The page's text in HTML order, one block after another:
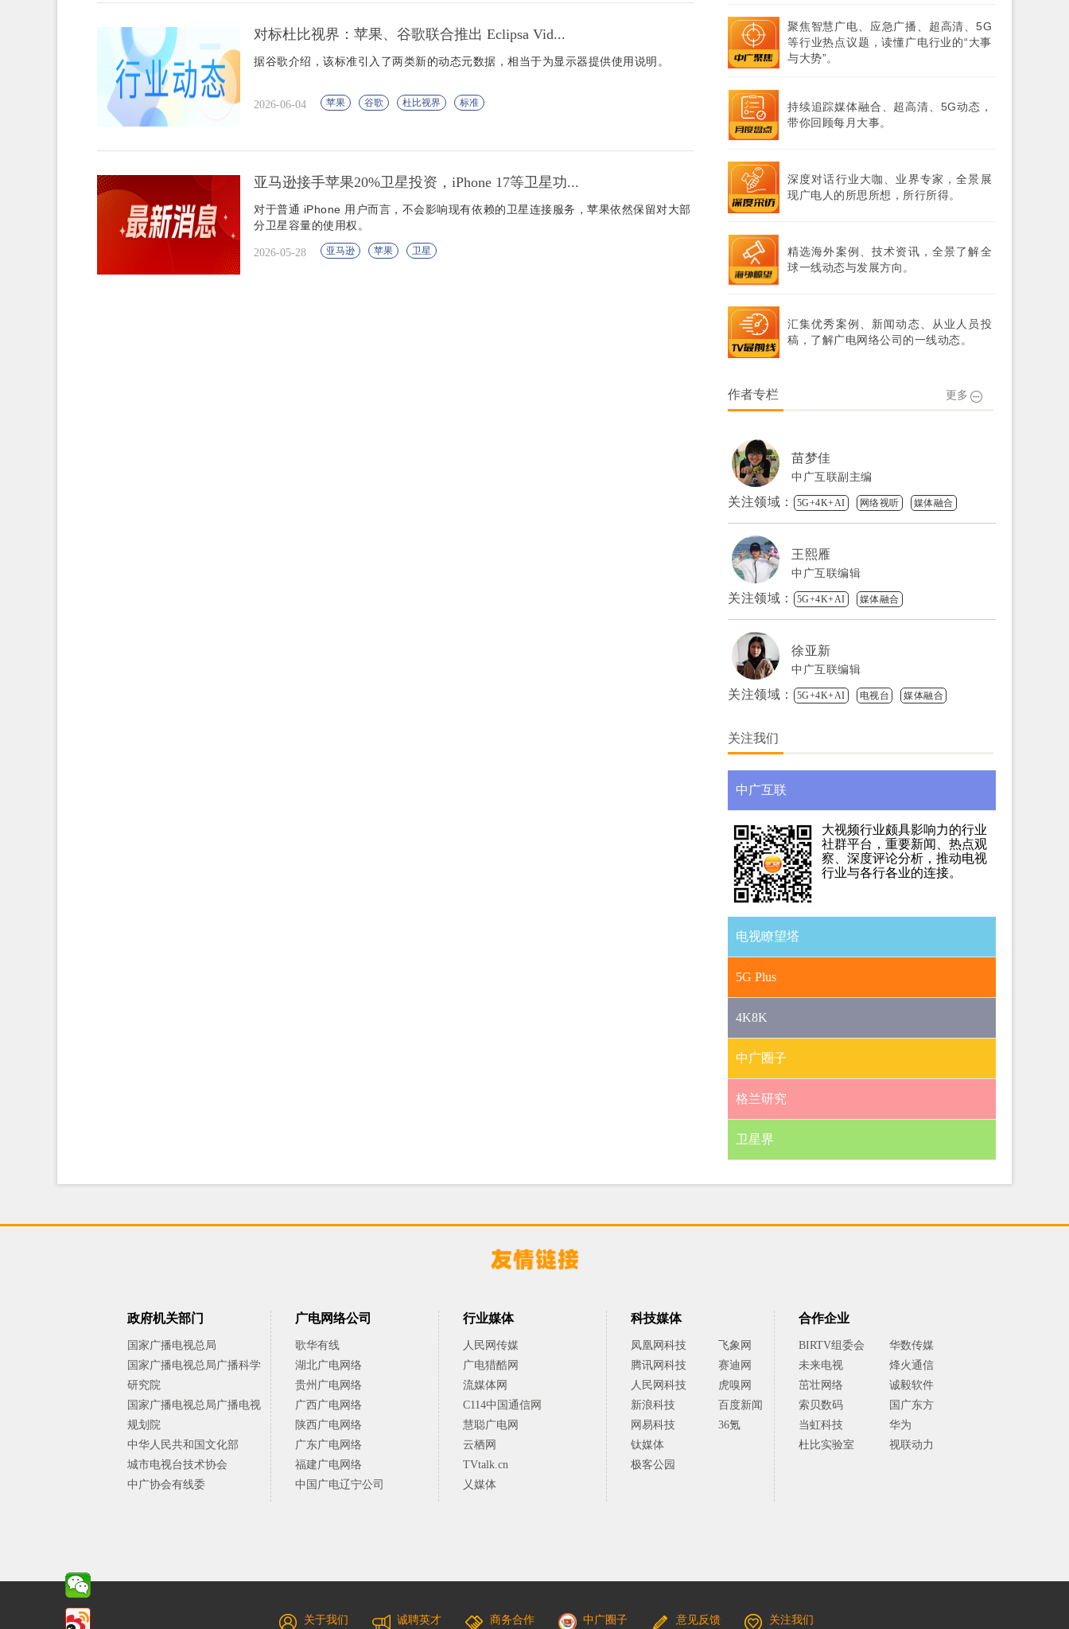
对标杜比视界：苹果、谷歌联合推出 Eclipsa Vid...
据谷歌介绍，该标准引入了两类新的动态元数据，相当于为显示器提供使用说明。
2026-06-04 苹果 谷歌 杜比视界 标准
亚马逊接手苹果20%卫星投资，iPhone 17等卫星功...
对于普通 iPhone 用户而言，不会影响现有依赖的卫星连接服务，苹果依然保留对大部
分卫星容量的使用权。
2026-05-28 亚马逊 苹果 卫星
聚焦智慧广电、应急广播、超高清、5G
等行业热点议题，读懂广电行业的“大事
与大势”。
持续追踪媒体融合、超高清、5G动态，
带你回顾每月大事。
深度对话行业大咖、业界专家，全景展
现广电人的所思所想，所行所得。
精选海外案例、技术资讯，全景了解全
球一线动态与发展方向。
汇集优秀案例、新闻动态、从业人员投
稿，了解广电网络公司的一线动态。
作者专栏 更多
苗梦佳
中广互联副主编
关注领域： 5G+4K+AI 网络视听 媒体融合
王熙雁
中广互联编辑
关注领域： 5G+4K+AI 媒体融合
徐亚新
中广互联编辑
关注领域： 5G+4K+AI 电视台 媒体融合
关注我们
中广互联
大视频行业颇具影响力的行业
社群平台，重要新闻、热点观
察、深度评论分析，推动电视
行业与各行各业的连接。
电视瞭望塔
5G Plus
4K8K
中广圈子
格兰研究
卫星界
政府机关部门
国家广播电视总局
国家广播电视总局广播科学
研究院
国家广播电视总局广播电视
规划院
中华人民共和国文化部
城市电视台技术协会
中广协会有线委
广电网络公司
歌华有线
湖北广电网络
贵州广电网络
广西广电网络
陕西广电网络
广东广电网络
福建广电网络
中国广电辽宁公司
行业媒体
人民网传媒
广电猎酷网
流媒体网
C114中国通信网
慧聪广电网
云栖网
TVtalk.cn
乂媒体
科技媒体
凤凰网科技
飞象网
腾讯网科技
赛迪网
人民网科技
虎嗅网
新浪科技
百度新闻
网易科技
36氪
钛媒体
极客公园
合作企业
BIRTV组委会
华数传媒
未来电视
烽火通信
茁壮网络
诚毅软件
索贝数码
国广东方
当虹科技
华为
杜比实验室
视联动力
关于我们 诚聘英才 商务合作 中广圈子 意见反馈 关注我们